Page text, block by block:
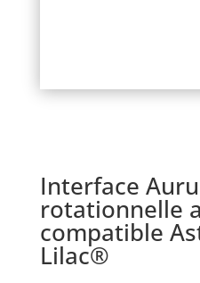
Interface
rotationnelle
compatible
Lilac®